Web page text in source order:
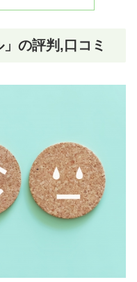
の評判,口コミ